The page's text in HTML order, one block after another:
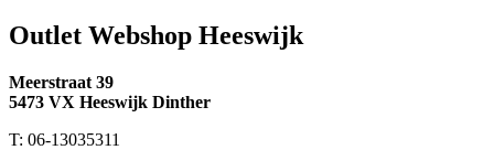
Outlet Webshop Heeswijk
Meerstraat 39
5473 VX Heeswijk Dinther
T: 06-13035311